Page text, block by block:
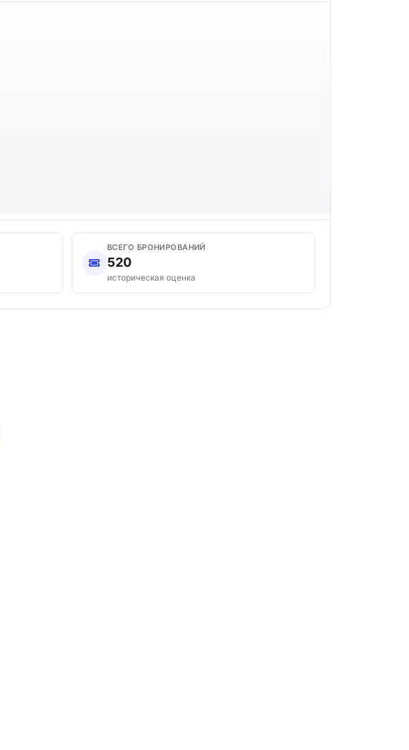
ВСЕГО БРОНИРОВАНИЙ
520
историческая оценка